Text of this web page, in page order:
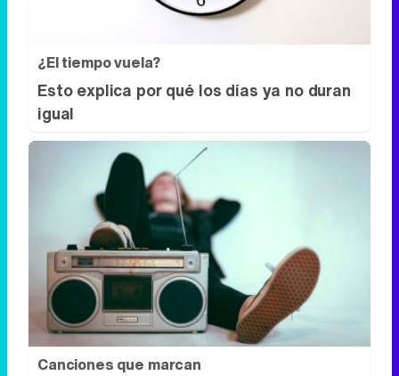
¿El tiempo vuela?
Esto explica por qué los días ya no duran
igual
Canciones que marcan